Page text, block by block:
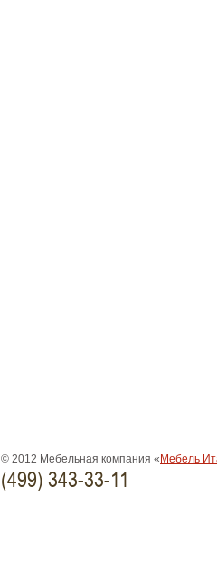
© 2012 Мебельная компания « Мебель
(499) 343-33-11